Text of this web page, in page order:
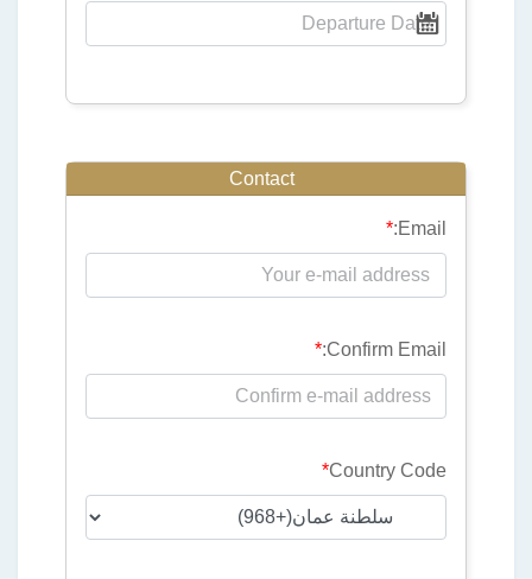
Contact
Email:
*
Confirm Email:
*
Country Code
*